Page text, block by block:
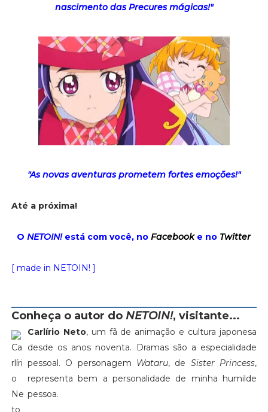
nascimento das Precures mágicas!"
"As novas aventuras prometem fortes emoções!"
Até a próxima!
ONETOIN!está com você, noFacebooke no Twitter
[ made in NETOIN! ]
Conheça o autor do NETOIN!, visitante...
Carlírio Neto, um fã de animação e cultura japonesa
desde os anos noventa. Dramas são a especialidade
pessoal. O personagem Wataru, de Sister Princess,
representa bem a personalidade de minha humilde
pessoa.